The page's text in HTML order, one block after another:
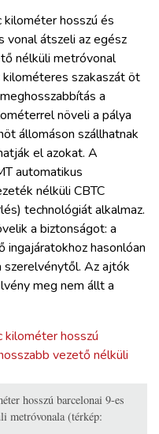
kilométer hosszú és
vonal átszeli az egész
nélküli metróvonal
szakaszát öt
a
növeli a pálya
állomáson szállhatnak
el azokat. A
automatikus
nélküli CBTC
technológiát alkalmaz.
a biztonságot: a
hasonlóan
Az ajtók
meg nem állt a
hosszú barcelonai 9-es
metróvonala (térkép: